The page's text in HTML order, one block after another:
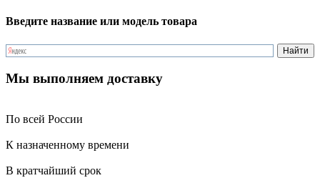
Введите название или модель товара
Мы выполняем доставку
По всей России
К назначенному времени
В кратчайший срок